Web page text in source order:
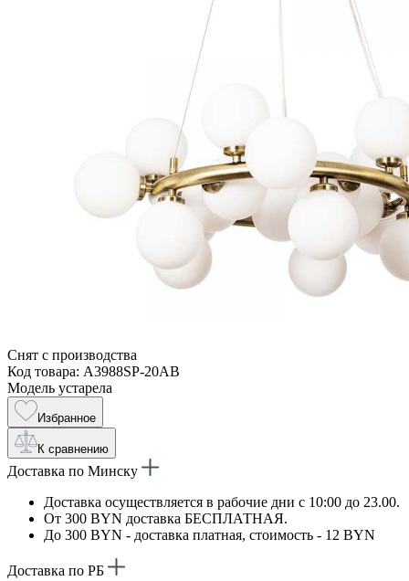
Снят с производства
Код товара: A3988SP-20AB
Модель устарела
Избранное
К сравнению
Доставка по Минску
Доставка осуществляется в рабочие дни с 10:00 до 23.00.
От 300 BYN доставка БЕСПЛАТНАЯ.
До 300 BYN - доставка платная, стоимость - 12 BYN
Доставка по РБ